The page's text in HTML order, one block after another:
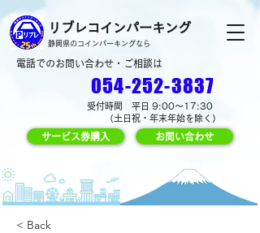
リブレコインパーキング
静岡県のコインパーキングなら
電話でのお問い合わせ・ご相談は
054-252-3837
受付時間 平日 9:00～17:30
（土日祝・年末年始を除く）
サービス券購入 お問い合わせ
< Back